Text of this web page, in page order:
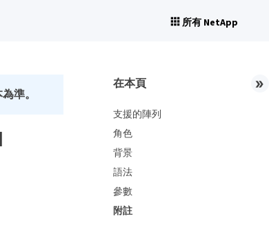
所有 NetApp
準。
在本頁
支援的陣列
角色
背景
語法
參數
附註